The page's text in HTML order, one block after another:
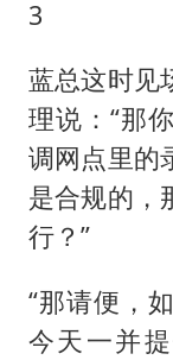
3
蓝总这时见
理说：“那
调网点里的
是合规的，
行？”
“那请便，
今天一并